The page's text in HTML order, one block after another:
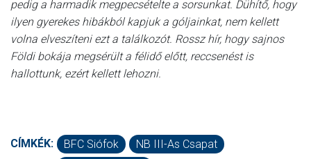
pedig a harmadik megpecsételte a sorsunkat. Dühítő, hogy
ilyen gyerekes hibákból kapjuk a góljainkat, nem kellett
volna elveszíteni ezt a találkozót. Rossz hír, hogy sajnos
Földi bokája megsérült a félidő előtt, reccsenést is
hallottunk, ezért kellett lehozni.
CÍMKÉK: BFC Siófok
NB III-As Csapat